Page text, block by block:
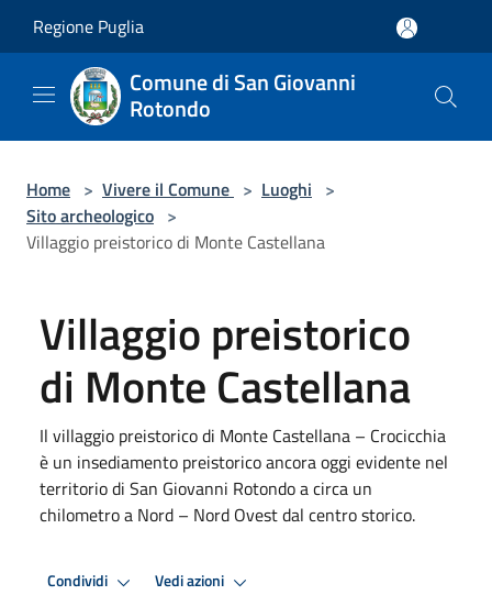
Regione Puglia
Comune di San Giovanni
Rotondo
Home > Vivere il Comune > Luoghi >
Sito archeologico >
Villaggio preistorico di Monte Castellana
Villaggio preistorico
di Monte Castellana
Il villaggio preistorico di Monte Castellana – Crocicchia
è un insediamento preistorico ancora oggi evidente nel
territorio di San Giovanni Rotondo a circa un
chilometro a Nord – Nord Ovest dal centro storico.
Condividi Vedi azioni